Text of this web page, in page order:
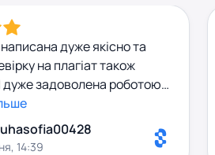
дуже якісно та
на плагіат також
дуже задоволена роботою!
була дуже ввічлива та
завжди майже
ще раз до неї
14:39